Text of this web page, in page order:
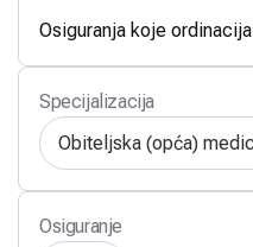
Osiguranja koje
Specijalizacija
Obiteljska (opća)
Osiguranje